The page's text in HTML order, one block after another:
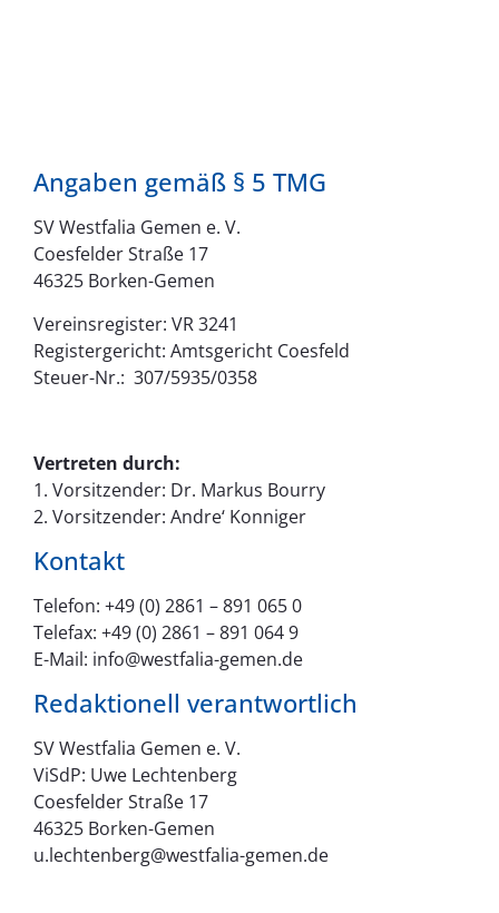
Angaben gemäß § 5 TMG
SV Westfalia Gemen e. V.
Coesfelder Straße 17
46325 Borken-Gemen
Vereinsregister: VR 3241
Registergericht: Amtsgericht Coesfeld
Steuer-Nr.: 307/5935/0358
Vertreten durch:
1. Vorsitzender: Dr. Markus Bourry
2. Vorsitzender: Andre‘ Konniger
Kontakt
Telefon: +49 (0) 2861 – 891 065 0
Telefax: +49 (0) 2861 – 891 064 9
E-Mail: info@westfalia-gemen.de
Redaktionell verantwortlich
SV Westfalia Gemen e. V.
ViSdP: Uwe Lechtenberg
Coesfelder Straße 17
46325 Borken-Gemen
u.lechtenberg@westfalia-gemen.de